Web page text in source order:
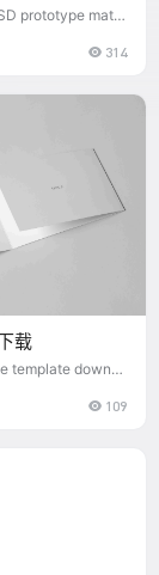
prototype mate
314
载
template downlo
109